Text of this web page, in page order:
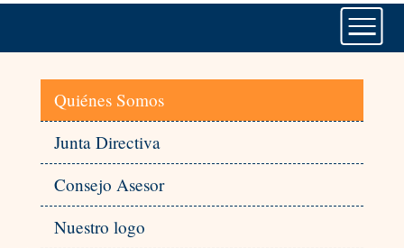
Quiénes Somos
Junta Directiva
Consejo Asesor
Nuestro logo